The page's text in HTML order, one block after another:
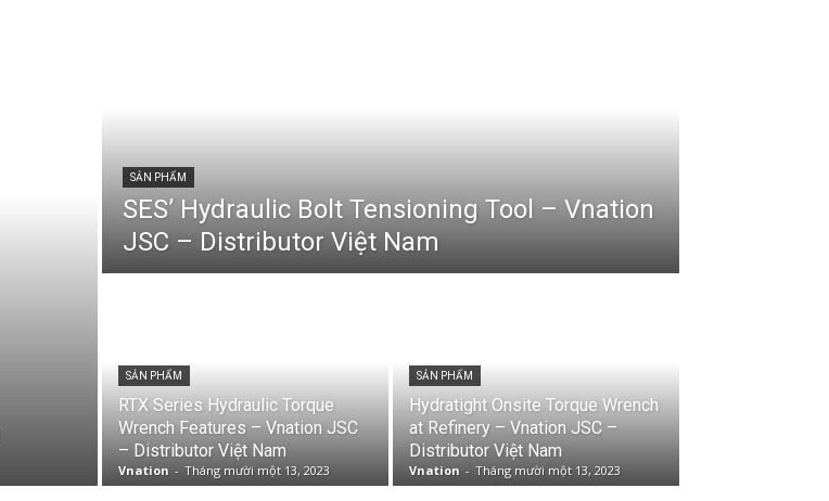
SẢN PHẨM
SES’ Hydraulic Bolt Tensioning Tool – Vnation
JSC – Distributor Việt Nam
SẢN PHẨM
RTX Series Hydraulic Torque
Wrench Features – Vnation JSC
– Distributor Việt Nam
Vnation - Tháng mười một 13, 2023
SẢN PHẨM
Hydratight Onsite Torque Wrench
at Refinery – Vnation JSC –
Distributor Việt Nam
Vnation - Tháng mười một 13, 2023